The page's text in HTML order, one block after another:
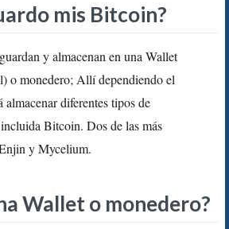
mis Bitcoin?
y almacenan en una Wallet
o monedero; Allí dependiendo el
almacenar diferentes tipos de
Bitcoin. Dos de las más
y Mycelium.
Wallet o monedero?